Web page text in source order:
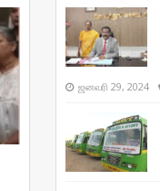
ஜனவரி 29, 2024